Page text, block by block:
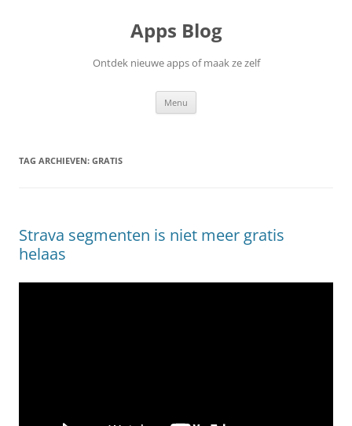
Apps Blog
Ontdek nieuwe apps of maak ze zelf
Menu
TAG ARCHIEVEN: GRATIS
Strava segmenten is niet meer gratis
helaas